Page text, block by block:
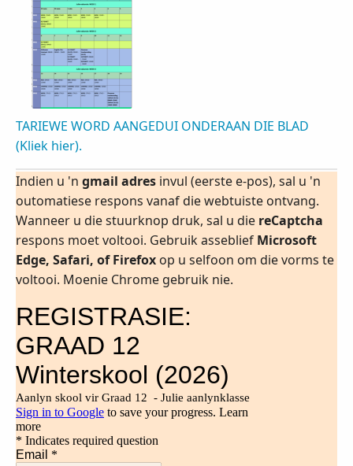
TARIEWE WORD AANGEDUI ONDERAAN DIE BLAD
(Kliek hier).
Indien u 'n gmail adres invul (eerste e-pos), sal u 'n
outomatiese respons vanaf die webtuiste ontvang.
Wanneer u die stuurknop druk, sal u die reCaptcha
respons moet voltooi. Gebruik asseblief Microsoft
Edge, Safari, of Firefox op u selfoon om die vorms te
voltooi. Moenie Chrome gebruik nie.